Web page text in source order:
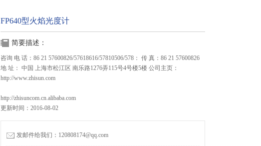
FP640型火焰光度计
简要描述：
咨询 电 话：86 21 57600826/57618616/57810506/578： 传 真：86 21 57600826
地 址： 中国 上海市松江区 南乐路1276弄115号4号楼5楼 公司主页：
http://www.zhisun.com
http://zhisuncom.cn.alibaba.com
更新时间：2016-08-02
发邮件给我们：120808174@qq.com